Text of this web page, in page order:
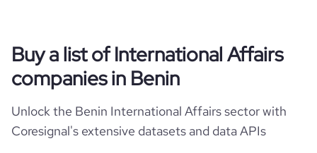
Buy a list of International Affairs
companies in Benin
Unlock the Benin International Affairs sector with
Coresignal's extensive datasets and data APIs